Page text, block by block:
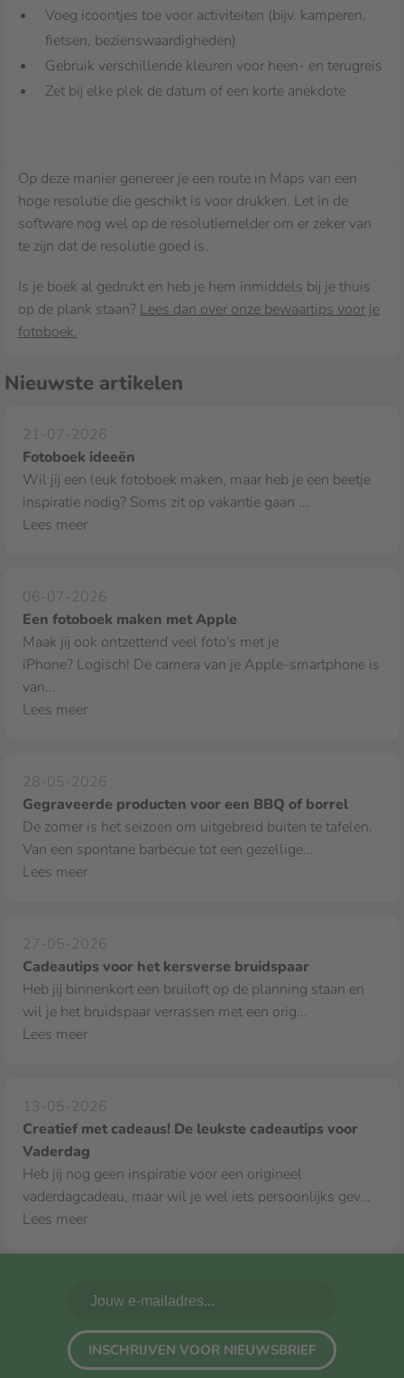
Voeg icoontjes toe voor activiteiten (bijv. kamperen,
fietsen, bezienswaardigheden)
Gebruik verschillende kleuren voor heen- en terugreis
Zet bij elke plek de datum of een korte anekdote
Op deze manier genereer je een route in Maps van een
hoge resolutie die geschikt is voor drukken. Let in de
software nog wel op de resolutiemelder om er zeker van
te zijn dat de resolutie goed is.
Is je boek al gedrukt en heb je hem inmiddels bij je thuis
op de plank staan? Lees dan over onze bewaartips voor je
fotoboek.
Nieuwste artikelen
21-07-2026
Fotoboek ideeën
Wil jij een leuk fotoboek maken, maar heb je een beetje
inspiratie nodig? Soms zit op vakantie gaan ...
Lees meer
06-07-2026
Een fotoboek maken met Apple
Maak jij ook ontzettend veel foto's met je
iPhone? Logisch! De camera van je Apple‑smartphone is
van...
Lees meer
28-05-2026
Gegraveerde producten voor een BBQ of borrel
De zomer is het seizoen om uitgebreid buiten te tafelen.
Van een spontane barbecue tot een gezellige...
Lees meer
27-05-2026
Cadeautips voor het kersverse bruidspaar
Heb jij binnenkort een bruiloft op de planning staan en
wil je het bruidspaar verrassen met een orig...
Lees meer
13-05-2026
Creatief met cadeaus! De leukste cadeautips voor
Vaderdag
Heb jij nog geen inspiratie voor een origineel
vaderdagcadeau, maar wil je wel iets persoonlijks gev...
Lees meer
INSCHRIJVEN VOOR NIEUWSBRIEF